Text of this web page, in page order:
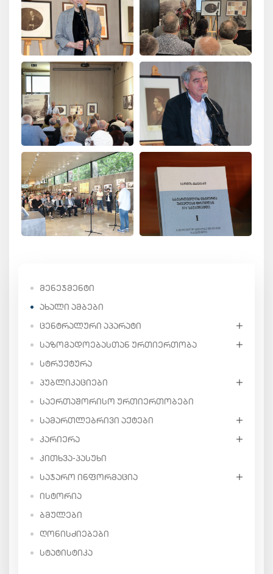
ᲛᲔᲜᲔᲯᲛᲔᲜᲢᲘ
ᲐᲮᲐᲚᲘ ᲐᲛᲑᲔᲑᲘ
ᲪᲔᲜᲢᲠᲐᲚᲣᲠᲘ ᲐᲞᲐᲠᲐᲢᲘ
ᲡᲐᲖᲝᲒᲐᲓᲝᲔᲑᲐᲡᲗᲐᲜ ᲣᲠᲗᲘᲔᲠᲗᲝᲑᲐ
ᲡᲢᲠᲣᲥᲢᲣᲠᲐ
ᲞᲣᲑᲚᲘᲙᲐᲪᲘᲔᲑᲘ
ᲡᲐᲔᲠᲗᲐᲨᲝᲠᲘᲡᲝ ᲣᲠᲗᲘᲔᲠᲗᲝᲑᲔᲑᲘ
ᲡᲐᲛᲐᲠᲗᲚᲔᲑᲠᲘᲕᲘ ᲐᲥᲢᲔᲑᲘ
ᲙᲐᲠᲘᲔᲠᲐ
ᲙᲘᲗᲮᲕᲐ-ᲞᲐᲡᲣᲮᲘ
ᲡᲐᲯᲐᲠᲝ ᲘᲜᲤᲝᲠᲛᲐᲪᲘᲐ
ᲘᲡᲢᲝᲠᲘᲐ
ᲑᲛᲣᲚᲔᲑᲘ
ᲦᲝᲜᲘᲡᲫᲘᲔᲑᲔᲑᲘ
ᲡᲢᲐᲢᲘᲡᲢᲘᲙᲐ